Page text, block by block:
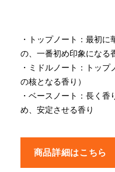
・トップノート：最初
の、一番初め印象になる
・ミドルノート：トッ
の核となる香り）
・ベースノート：長く
め、安定させる香り
商品詳細はこちら